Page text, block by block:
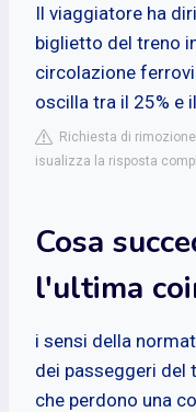
Il viaggiatore ha
biglietto del treno
circolazione
oscilla tra il 25% e
Richiesta di
isualizza la risposta
Cosa
l'ultima
i sensi della
dei passeggeri del
che perdono una